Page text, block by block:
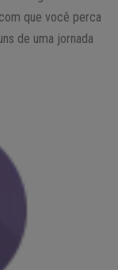
que você perca
de uma jornada